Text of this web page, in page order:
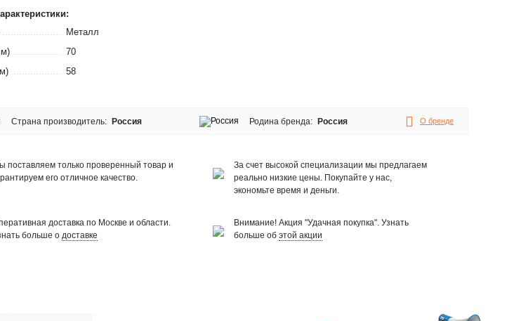
Металл
70
58
Страна производитель: Россия Родина бренда: Россия О бренде
поставляем только проверенный товар и
его отличное качество.
За счет высокой специализации мы предлагаем
реально низкие цены. Покупайте у нас,
экономьте время и деньги.
доставка по Москве и области.
больше о доставке
Внимание! Акция "Удачная покупка". Узнать
больше об этой акции